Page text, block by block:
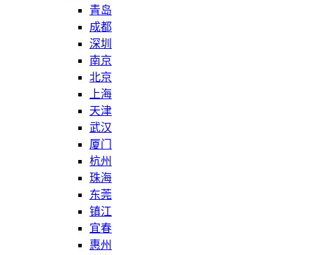
青岛
成都
深圳
南京
北京
上海
天津
武汉
厦门
杭州
珠海
东莞
镇江
宜春
惠州